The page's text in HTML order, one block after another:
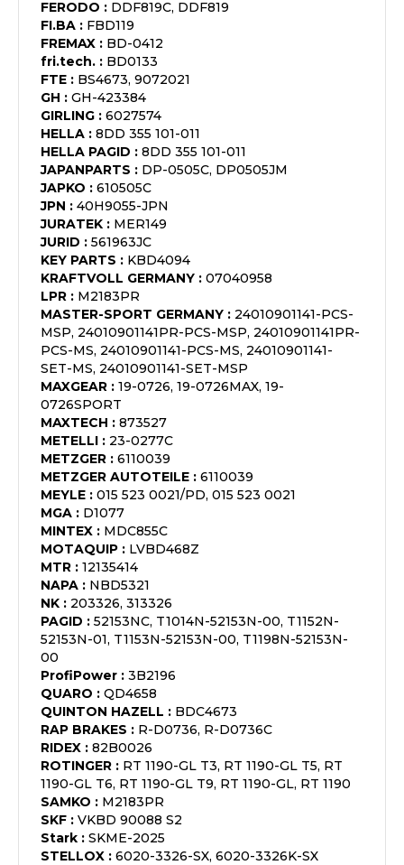
FERODO : DDF819C, DDF819
FI.BA : FBD119
FREMAX : BD-0412
fri.tech. : BD0133
FTE : BS4673, 9072021
GH : GH-423384
GIRLING : 6027574
HELLA : 8DD 355 101-011
HELLA PAGID : 8DD 355 101-011
JAPANPARTS : DP-0505C, DP0505JM
JAPKO : 610505C
JPN : 40H9055-JPN
JURATEK : MER149
JURID : 561963JC
KEY PARTS : KBD4094
KRAFTVOLL GERMANY : 07040958
LPR : M2183PR
MASTER-SPORT GERMANY : 24010901141-PCS-
MSP, 24010901141PR-PCS-MSP, 24010901141PR-
PCS-MS, 24010901141-PCS-MS, 24010901141-
SET-MS, 24010901141-SET-MSP
MAXGEAR : 19-0726, 19-0726MAX, 19-
0726SPORT
MAXTECH : 873527
METELLI : 23-0277C
METZGER : 6110039
METZGER AUTOTEILE : 6110039
MEYLE : 015 523 0021/PD, 015 523 0021
MGA : D1077
MINTEX : MDC855C
MOTAQUIP : LVBD468Z
MTR : 12135414
NAPA : NBD5321
NK : 203326, 313326
PAGID : 52153NC, T1014N-52153N-00, T1152N-
52153N-01, T1153N-52153N-00, T1198N-52153N-
00
ProfiPower : 3B2196
QUARO : QD4658
QUINTON HAZELL : BDC4673
RAP BRAKES : R-D0736, R-D0736C
RIDEX : 82B0026
ROTINGER : RT 1190-GL T3, RT 1190-GL T5, RT
1190-GL T6, RT 1190-GL T9, RT 1190-GL, RT 1190
SAMKO : M2183PR
SKF : VKBD 90088 S2
Stark : SKME-2025
STELLOX : 6020-3326-SX, 6020-3326K-SX